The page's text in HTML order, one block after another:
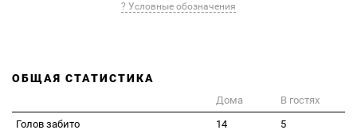
? Условные обозначения
ОБЩАЯ СТАТИСТИКА
Дома
В гостях
Голов забито
14
5